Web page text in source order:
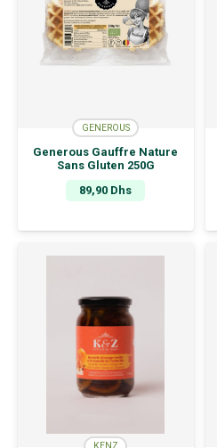
GENEROUS
Generous Gauffre Nature
Sans Gluten 250G
89,90 Dhs